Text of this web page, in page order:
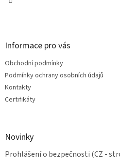
Informace pro vás
Obchodní podmínky
Podmínky ochrany osobních údajů
Kontakty
Certifikáty
Novinky
Prohlášení o bezpečnosti (CZ -